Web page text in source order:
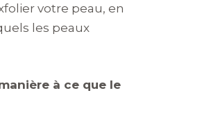
votre peau, en
les peaux
à ce que le